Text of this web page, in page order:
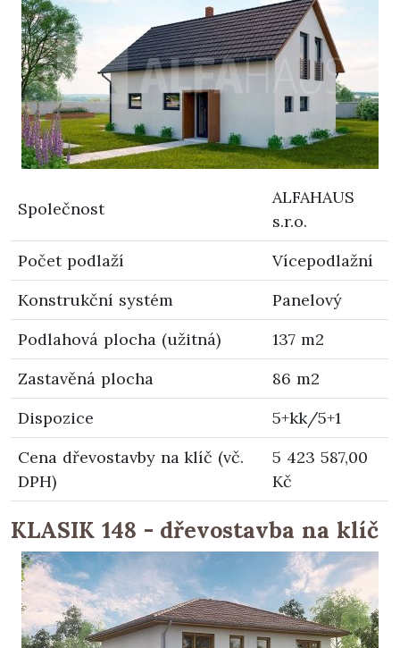
Společnost
ALFAHAUS
s.r.o.
Počet podlaží
Vícepodlažní
Konstrukční systém
Panelový
Podlahová plocha (užitná)
137 m2
Zastavěná plocha
86 m2
Dispozice
5+kk/5+1
Cena dřevostavby na klíč (vč.
DPH)
5 423 587,00
Kč
KLASIK 148 - dřevostavba na klíč